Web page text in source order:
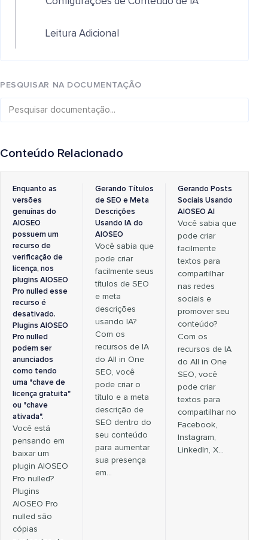
Leitura Adicional
PESQUISAR NA DOCUMENTAÇÃO
Conteúdo Relacionado
Enquanto as
versões
genuínas do
AIOSEO
possuem um
recurso de
verificação de
licença, nos
plugins AIOSEO
Pro nulled esse
recurso é
desativado.
Plugins AIOSEO
Pro nulled
podem ser
anunciados
como tendo
uma "chave de
licença gratuita"
ou "chave
ativada".
Você está
pensando em
baixar um
plugin AIOSEO
Pro nulled?
Plugins
AIOSEO Pro
nulled são
cópias
Gerando Títulos
de SEO e Meta
Descrições
Usando IA do
AIOSEO
Você sabia que
pode criar
facilmente seus
títulos de SEO
e meta
descrições
usando IA?
Com os
recursos de IA
do All in One
SEO, você
pode criar o
título e a meta
descrição de
SEO dentro do
seu conteúdo
para aumentar
sua presença
em…
Gerando Posts
Sociais Usando
AIOSEO AI
Você sabia que
pode criar
facilmente
textos para
compartilhar
nas redes
sociais e
promover seu
conteúdo?
Com os
recursos de IA
do All in One
SEO, você
pode criar
textos para
compartilhar no
Facebook,
Instagram,
LinkedIn, X…